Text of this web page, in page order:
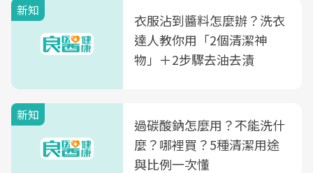
新知
衣服沾到醬料怎麼辦？洗衣
達人教你用「2個清潔神
物」＋2步驟去油去漬
新知
過碳酸鈉怎麼用？不能洗什
麼？哪裡買？5種清潔用途
與比例一次懂